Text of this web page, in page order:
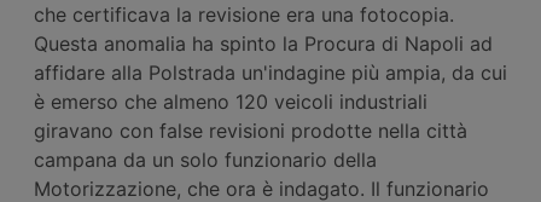
che certificava la revisione era una fotocopia.
Questa anomalia ha spinto la Procura di Napoli ad
affidare alla Polstrada un'indagine più ampia, da cui
è emerso che almeno 120 veicoli industriali
giravano con false revisioni prodotte nella città
campana da un solo funzionario della
Motorizzazione, che ora è indagato. Il funzionario